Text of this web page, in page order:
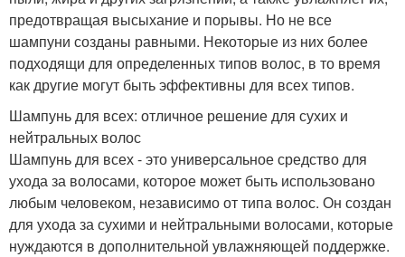
предотвращая высыхание и порывы. Но не все
шампуни созданы равными. Некоторые из них более
подходящи для определенных типов волос, в то время
как другие могут быть эффективны для всех типов.
Шампунь для всех: отличное решение для сухих и
нейтральных волос
Шампунь для всех - это универсальное средство для
ухода за волосами, которое может быть использовано
любым человеком, независимо от типа волос. Он создан
для ухода за сухими и нейтральными волосами, которые
нуждаются в дополнительной увлажняющей поддержке.